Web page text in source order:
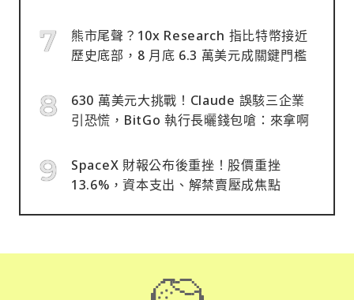
熊市尾聲？10x Research 指比特幣接近
歷史底部，8 月底 6.3 萬美元成關鍵門檻
630 萬美元大挑戰！Claude 誤駭三企業
引恐慌，BitGo 執行長曬錢包嗆：來拿啊
SpaceX 財報公布後重挫！股價重挫
13.6%，資本支出、解禁賣壓成焦點